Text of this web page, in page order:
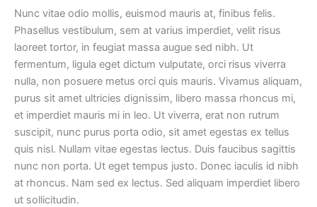
Nunc vitae odio mollis, euismod mauris at, finibus felis.
Phasellus vestibulum, sem at varius imperdiet, velit risus
laoreet tortor, in feugiat massa augue sed nibh. Ut
fermentum, ligula eget dictum vulputate, orci risus viverra
nulla, non posuere metus orci quis mauris. Vivamus aliquam,
purus sit amet ultricies dignissim, libero massa rhoncus mi,
et imperdiet mauris mi in leo. Ut viverra, erat non rutrum
suscipit, nunc purus porta odio, sit amet egestas ex tellus
quis nisl. Nullam vitae egestas lectus. Duis faucibus sagittis
nunc non porta. Ut eget tempus justo. Donec iaculis id nibh
at rhoncus. Nam sed ex lectus. Sed aliquam imperdiet libero
ut sollicitudin.